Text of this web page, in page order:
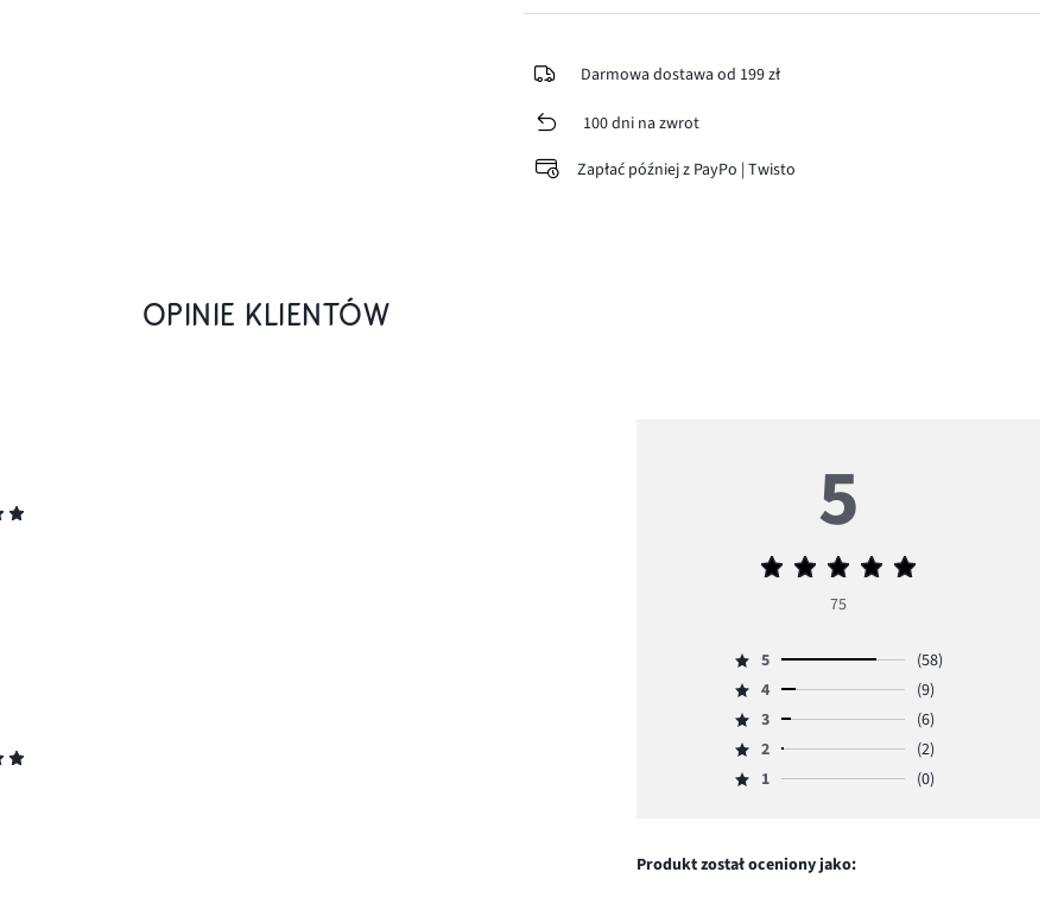
Darmowa dostawa od 199 zł
100 dni na zwrot
Zapłać później z PayPo | Twisto
OPINIE KLIENTÓW
5
Średnia
5
75
Ocena
5,
ilość
głosów
5
(58)
Ocena
4,
ilość
głosów
4
(9)
Ocena
3,
ilość
3
(6)
Ocena
2,
2.
2
(2)
Ocena
głosów
1 (0)
Produkt został oceniony jako: